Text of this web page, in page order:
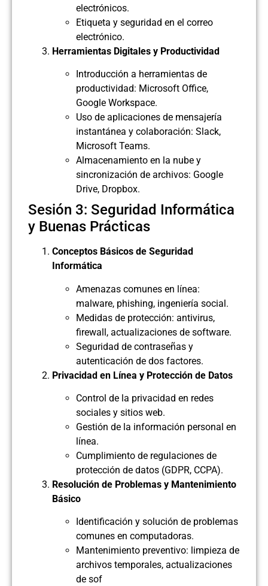
electrónicos.
Etiqueta y seguridad en el correo
electrónico.
Herramientas Digitales y Productividad
Introducción a herramientas de
productividad: Microsoft Office,
Google Workspace.
Uso de aplicaciones de mensajería
instantánea y colaboración: Slack,
Microsoft Teams.
Almacenamiento en la nube y
sincronización de archivos: Google
Drive, Dropbox.
Sesión 3: Seguridad Informática
y Buenas Prácticas
Conceptos Básicos de Seguridad
Informática
Amenazas comunes en línea:
malware, phishing, ingeniería social.
Medidas de protección: antivirus,
firewall, actualizaciones de software.
Seguridad de contraseñas y
autenticación de dos factores.
Privacidad en Línea y Protección de Datos
Control de la privacidad en redes
sociales y sitios web.
Gestión de la información personal en
línea.
Cumplimiento de regulaciones de
protección de datos (GDPR, CCPA).
Resolución de Problemas y Mantenimiento
Básico
Identificación y solución de problemas
comunes en computadoras.
Mantenimiento preventivo: limpieza de
archivos temporales, actualizaciones
de sof